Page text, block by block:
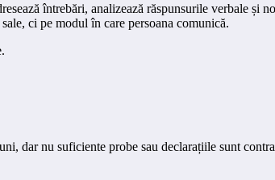
întrebări, analizează răspunsurile verbale și
ci pe modul în care persoana comunică.
dar nu suficiente probe sau declarațiile sunt